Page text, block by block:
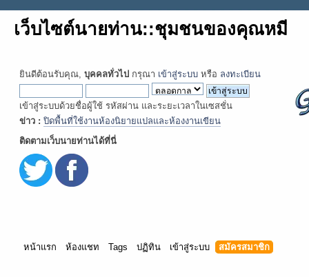
เว็บไซต์นายท่าน::ชุมชนของคุณหมี
ยินดีต้อนรับคุณ, บุคคลทั่วไป กรุณา เข้าสู่ระบบ หรือ ลงทะเบียน
เข้าสู่ระบบด้วยชื่อผู้ใช้ รหัสผ่าน และระยะเวลาในเซสชั่น
ข่าว : ปิดพื้นที่ใช้งานห้องนิยายแปลและห้องงานเขียน
ติดตามเว็บนายท่านได้ที่นี่
หน้าแรก ห้องแชท Tags ปฏิทิน เข้าสู่ระบบ สมัครสมาชิก